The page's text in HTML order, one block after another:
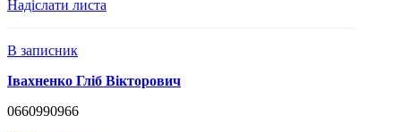
Надіслати листа
В записник
Івахненко Гліб Вікторович
0660990966